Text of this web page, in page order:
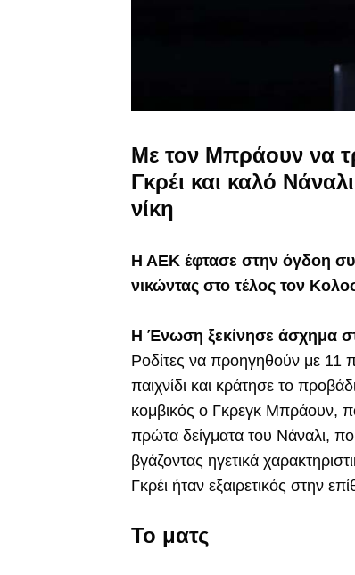
Με τον Μπράουν να
Γκρέι και καλό
νίκη
Η ΑΕΚ έφτασε στην όγδοη
νικώντας στο τέλος τον
Η Ένωση ξεκίνησε άσχημα
Ροδίτες να προηγηθούν με 11
παιχνίδι και κράτησε το
κομβικός ο Γκρεγκ Μπράουν,
πρώτα δείγματα του Νάναλι,
βγάζοντας ηγετικά
Γκρέι ήταν εξαιρετικός στην
Το ματς